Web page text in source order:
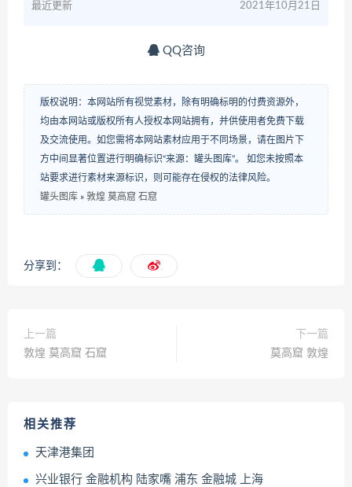
最近更新 2021年10月21日
QQ咨询
版权说明：本网站所有视觉素材，除有明确标明的付费资源外，
均由本网站或版权所有人授权本网站拥有，并供使用者免费下载
及交流使用。如您需将本网站素材应用于不同场景，请在图片下
方中间显著位置进行明确标识“来源：罐头图库”。 如您未按照本
站要求进行素材来源标识，则可能存在侵权的法律风险。
罐头图库 » 敦煌 莫高窟 石窟
分享到：
上一篇
敦煌 莫高窟 石窟
下一篇
莫高窟 敦煌
相关推荐
天津港集团
兴业银行 金融机构 陆家嘴 浦东 金融城 上海